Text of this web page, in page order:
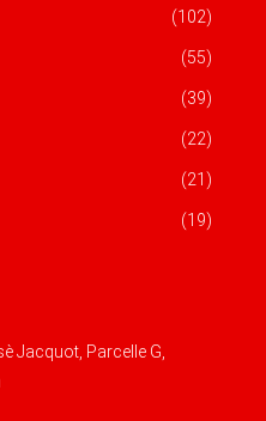
(102)
(55)
(39)
(22)
(21)
(19)
Jacquot, Parcelle G,